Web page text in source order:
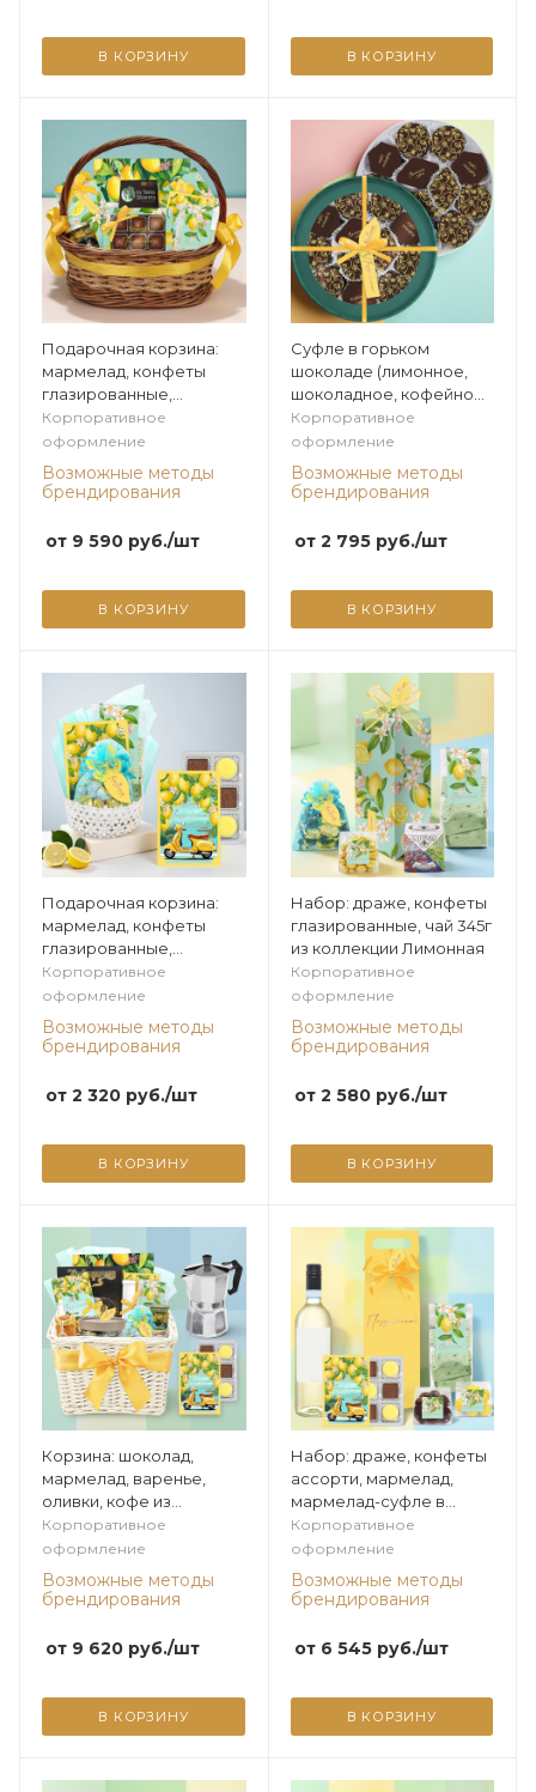
В КОРЗИНУ В КОРЗИНУ
Подарочная корзина:
мармелад, конфеты
глазированные,
шоколадные конфеты
"Ассорти", чай, оливки из
коллекции Лимонная
Корпоративное
оформление
Возможные методы
брендирования
от 9 590 руб./шт
В КОРЗИНУ
Суфле в горьком
шоколаде (лимонное,
шоколадное, кофейное)
с декором 360г из
коллекции Лимонная
Корпоративное
оформление
Возможные методы
брендирования
от 2 795руб./шт
В КОРЗИНУ
Подарочная корзина:
мармелад, конфеты
глазированные,
конфеты "Ассорти" из
коллекции Лимонная
Корпоративное
оформление
Возможные методы
брендирования
от 2 320 руб./шт
В КОРЗИНУ
Набор: драже, конфеты
глазированные, чай 345г
из коллекции Лимонная
Корпоративное
оформление
Возможные методы
брендирования
от 2 580руб./шт
В КОРЗИНУ
Корзина: шоколад,
мармелад, варенье,
оливки, кофе из
коллекции Лимонная
Корпоративное
оформление
Возможные методы
брендирования
от 9 620 руб./шт
В КОРЗИНУ
Набор: драже, конфеты
ассорти, мармелад,
мармелад-суфле в
шоколаде из коллекции
Лимонная
Корпоративное
оформление
Возможные методы
брендирования
от 6 545руб./шт
В КОРЗИНУ